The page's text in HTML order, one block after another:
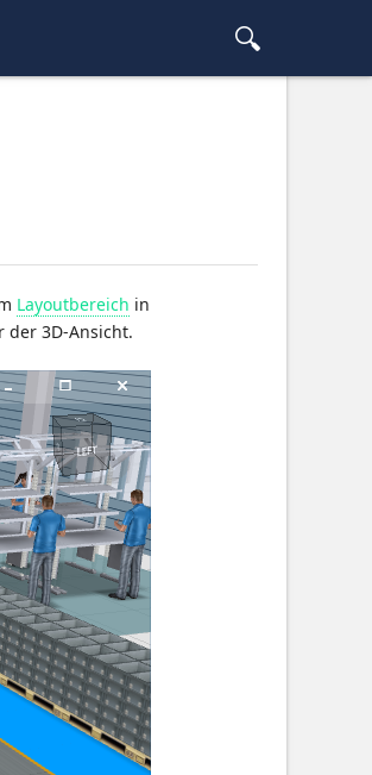
Layoutbereich in
der 3D-Ansicht.